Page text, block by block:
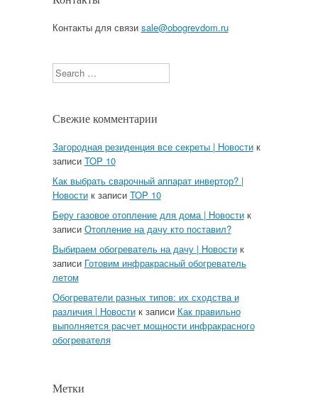
Контакты для связи sale@obogrevdom.ru
Search
Свежие комментарии
Загородная резиденция все секреты | Новостик
записи TOP 10
Как выбрать сварочный аппарат инвертор? |
Новостик записи TOP 10
Беру газовое отопление для дома | Новостик
записи Отопление на дачу кто поставил?
Выбираем обогреватель на дачу | Новостик
записи Готовим инфракрасный обогреватель
летом
Обогреватели разных типов: их сходства и
различия | Новостик записи Как правильно
выполняется расчет мощности инфракрасного
обогревателя
Метки